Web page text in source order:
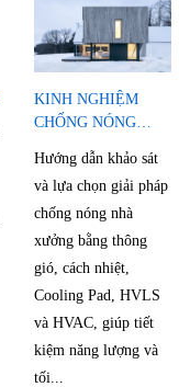
KINH NGHIỆM
CHỐNG NÓNG
Hướng dẫn khảo sát
và lựa chọn giải pháp
chống nóng nhà
xưởng bằng thông
gió, cách nhiệt,
Cooling Pad, HVLS
và HVAC, giúp tiết
kiệm năng lượng và
tối...